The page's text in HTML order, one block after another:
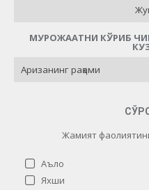
МУРОЖААТНИ КЎРИБ
Жамият
Аъло
Яхши